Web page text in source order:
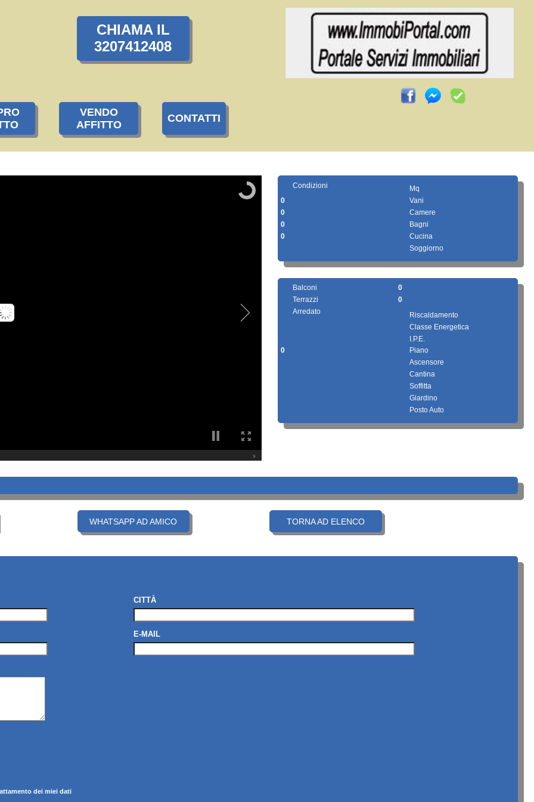
CHIAMA IL
3207412408
VENDO
AFFITTO
CONTATTI
Condizioni
Mq
0
Vani
0
Camere
0
Bagni
0
Cucina
Soggiorno
Balconi
0
Terrazzi
0
Arredato
Riscaldamento
Classe Energetica
I.P.E.
0
Piano
Ascensore
Cantina
Soffitta
Giardino
Posto Auto
WHATSAPP AD AMICO TORNA AD ELENCO
CITTÀ
E-MAIL
dei miei dati